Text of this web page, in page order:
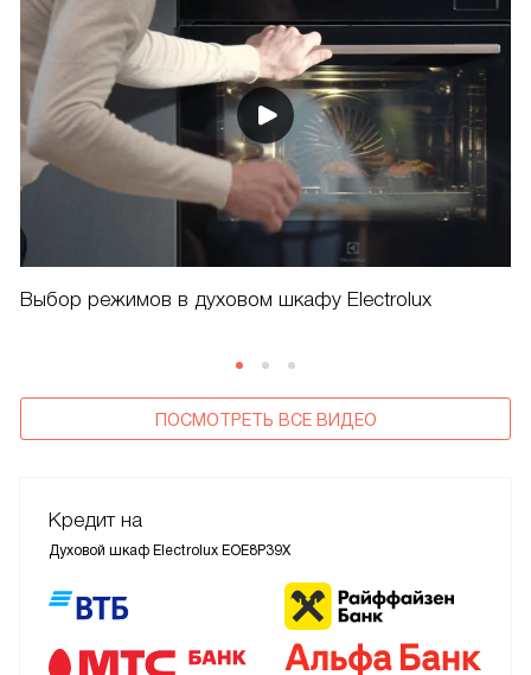
Выбор режимов в духовом шкафу Electrolux
ПОСМОТРЕТЬ ВСЕ ВИДЕО
Кредит на
Духовой шкаф Electrolux EOE8P39X